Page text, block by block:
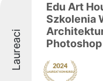
Laureaci
Edu Art
Szkolenia
Photoshop